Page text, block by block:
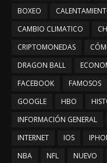
BOXEO
CAMBIO CLIMATICO
CRIPTOMONEDAS
DRAGON BALL
FACEBOOK
FAMOSOS
GOOGLE
HBO
INFORMACIÓN GENERAL
INTERNET
IOS
NBA
NFL NUEVO